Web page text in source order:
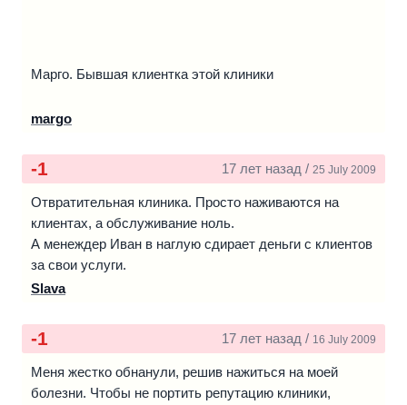
Марго. Бывшая клиентка этой клиники
margo
-1 17 лет назад / 25 July 2009
Отвратительная клиника. Просто наживаются на
клиентах, а обслуживание ноль.
А менеждер Иван в наглую сдирает деньги с клиентов
за свои услуги.
Slava
-1 17 лет назад / 16 July 2009
Меня жестко обнанули, решив нажиться на моей
болезни. Чтобы не портить репутацию клиники,